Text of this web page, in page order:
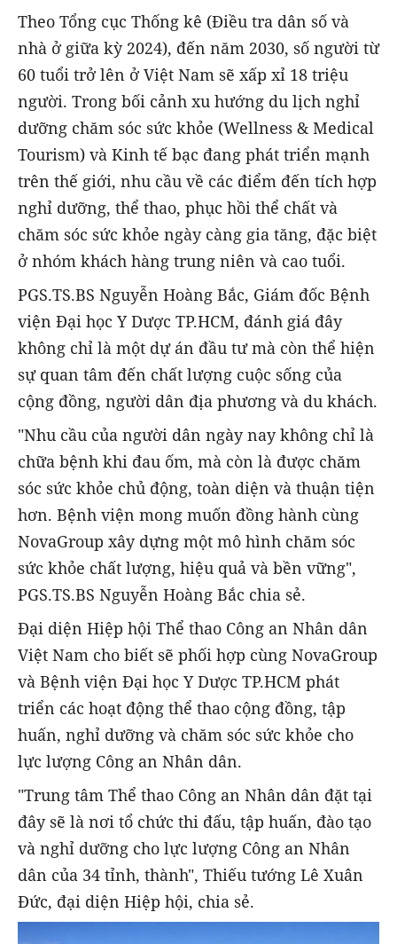
Theo Tổng cục Thống kê (Điều tra dân số và
nhà ở giữa kỳ 2024), đến năm 2030, số người từ
60 tuổi trở lên ở Việt Nam sẽ xấp xỉ 18 triệu
người. Trong bối cảnh xu hướng du lịch nghỉ
dưỡng chăm sóc sức khỏe (Wellness & Medical
Tourism) và Kinh tế bạc đang phát triển mạnh
trên thế giới, nhu cầu về các điểm đến tích hợp
nghỉ dưỡng, thể thao, phục hồi thể chất và
chăm sóc sức khỏe ngày càng gia tăng, đặc biệt
ở nhóm khách hàng trung niên và cao tuổi.
PGS.TS.BS Nguyễn Hoàng Bắc, Giám đốc Bệnh
viện Đại học Y Dược TP.HCM, đánh giá đây
không chỉ là một dự án đầu tư mà còn thể hiện
sự quan tâm đến chất lượng cuộc sống của
cộng đồng, người dân địa phương và du khách.
"Nhu cầu của người dân ngày nay không chỉ là
chữa bệnh khi đau ốm, mà còn là được chăm
sóc sức khỏe chủ động, toàn diện và thuận tiện
hơn. Bệnh viện mong muốn đồng hành cùng
NovaGroup xây dựng một mô hình chăm sóc
sức khỏe chất lượng, hiệu quả và bền vững",
PGS.TS.BS Nguyễn Hoàng Bắc chia sẻ.
Đại diện Hiệp hội Thể thao Công an Nhân dân
Việt Nam cho biết sẽ phối hợp cùng NovaGroup
và Bệnh viện Đại học Y Dược TP.HCM phát
triển các hoạt động thể thao cộng đồng, tập
huấn, nghỉ dưỡng và chăm sóc sức khỏe cho
lực lượng Công an Nhân dân.
"Trung tâm Thể thao Công an Nhân dân đặt tại
đây sẽ là nơi tổ chức thi đấu, tập huấn, đào tạo
và nghỉ dưỡng cho lực lượng Công an Nhân
dân của 34 tỉnh, thành", Thiếu tướng Lê Xuân
Đức, đại diện Hiệp hội, chia sẻ.